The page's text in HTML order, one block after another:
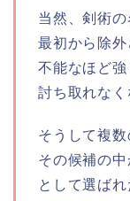
当然、剣術
最初から除
不能なほど
討ち取れなく
そうして複数
その候補の
として選ば